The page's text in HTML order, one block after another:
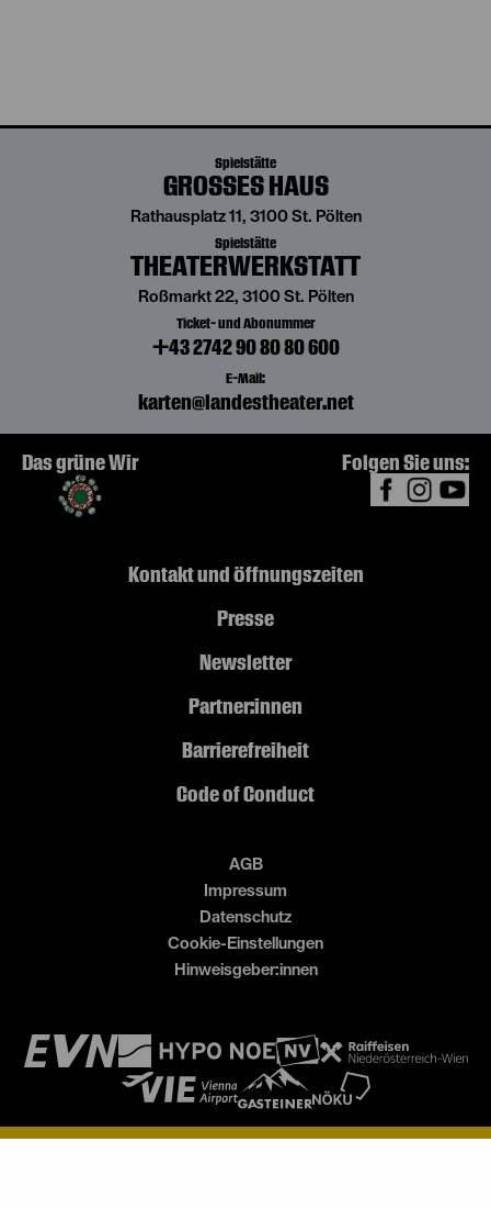
Spielstätte
GROSSES HAUS
Rathausplatz 11, 3100 St. Pölten
Spielstätte
THEATERWERKSTATT
Roßmarkt 22, 3100 St. Pölten
Ticket- und Abonummer
+43 2742 90 80 80 600
E-Mail:
karten@landestheater.net
Das grüne Wir Folgen Sie uns:
Kontakt und Öffnungszeiten
Presse
Newsletter
Partner:innen
Barrierefreiheit
Code of Conduct
AGB
Impressum
Datenschutz
Cookie-Einstellungen
Hinweisgeber:innen